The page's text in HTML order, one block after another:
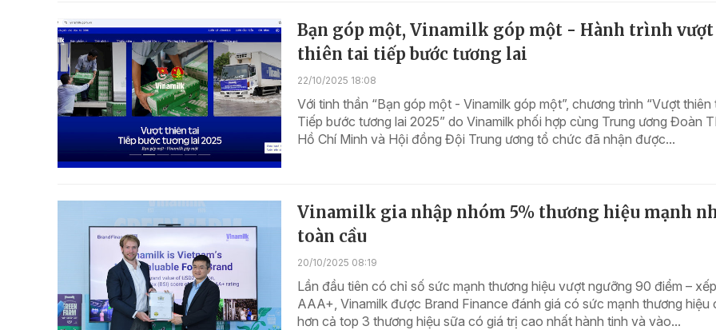
Bạn góp một, Vinamilk góp một - Hành trình vượt
thiên tai tiếp bước tương lai
22/10/2025 18:08
Với tinh thần “Bạn góp một - Vinamilk góp một”, chương trình “Vượt thiên
Tiếp bước tương lai 2025” do Vinamilk phối hợp cùng Trung ương Đoàn
Hồ Chí Minh và Hội đồng Đội Trung ương tổ chức đã nhận được...
Vinamilk gia nhập nhóm 5% thương hiệu mạnh
toàn cầu
20/10/2025 08:19
Lần đầu tiên có chỉ số sức mạnh thương hiệu vượt ngưỡng 90 điểm –
AAA+, Vinamilk được Brand Finance đánh giá có sức mạnh thương hiệu
hơn cả top 3 thương hiệu sữa có giá trị cao nhất hành tinh và vào...